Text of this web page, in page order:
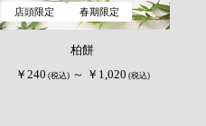
店頭限定 春期限定
柏餅
￥240 (税込)～ ￥1,020 (税込)